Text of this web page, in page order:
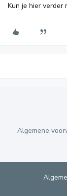
Kun je hier verder
Algemene